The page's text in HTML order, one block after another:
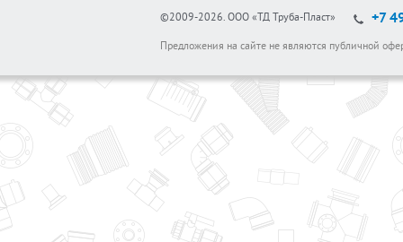
©2009-2026. ООО «ТД Труба-Пласт» +7
Предложения на сайте не являются публичной